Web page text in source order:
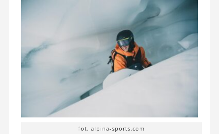
fot. alpina-sports.com